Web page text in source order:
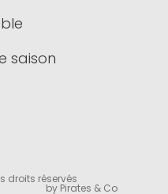
saison
droits réservés
by Pirates & Co